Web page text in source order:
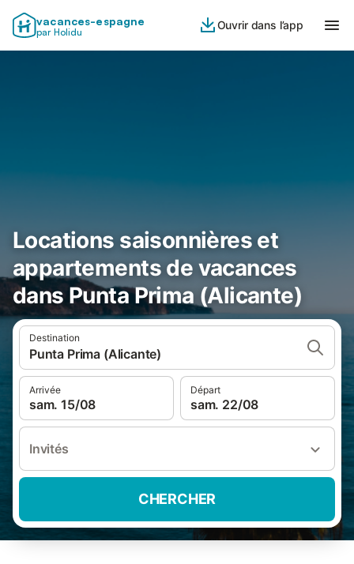
vacances-espagne
par Holidu
Ouvrir dans l’app
Locations saisonnières et
appartements de vacances
dans Punta Prima (Alicante)
Destination
Punta Prima (Alicante)
Arrivée
sam. 15/08
Départ
sam. 22/08
Invités
CHERCHER